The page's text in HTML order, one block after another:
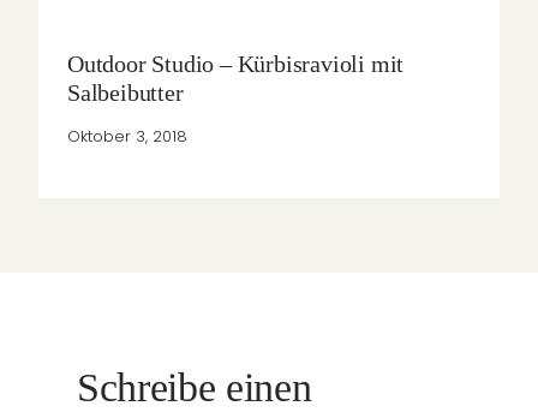
Outdoor Studio – Kürbisravioli mit
Salbeibutter
Oktober 3, 2018
Schreibe einen